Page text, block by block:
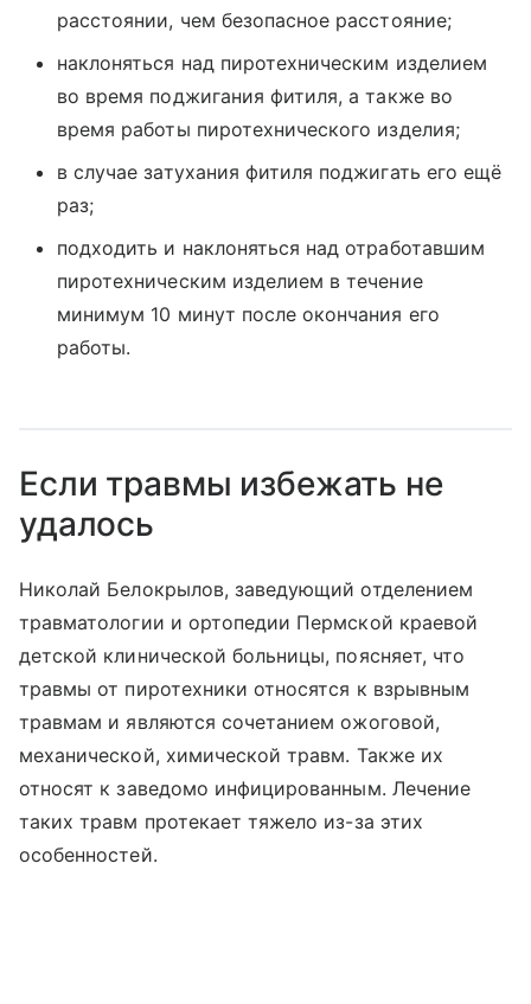
расстоянии, чем безопасное расстояние;
наклоняться над пиротехническим изделием
во время поджигания фитиля, а также во
время работы пиротехнического изделия;
в случае затухания фитиля поджигать его ещё
раз;
подходить и наклоняться над отработавшим
пиротехническим изделием в течение
минимум 10 минут после окончания его
работы.
Если травмы избежать не
удалось
Николай Белокрылов, заведующий отделением
травматологии и ортопедии Пермской краевой
детской клинической больницы, поясняет, что
травмы от пиротехники относятся к взрывным
травмам и являются сочетанием ожоговой,
механической, химической травм. Также их
относят к заведомо инфицированным. Лечение
таких травм протекает тяжело из-за этих
особенностей.